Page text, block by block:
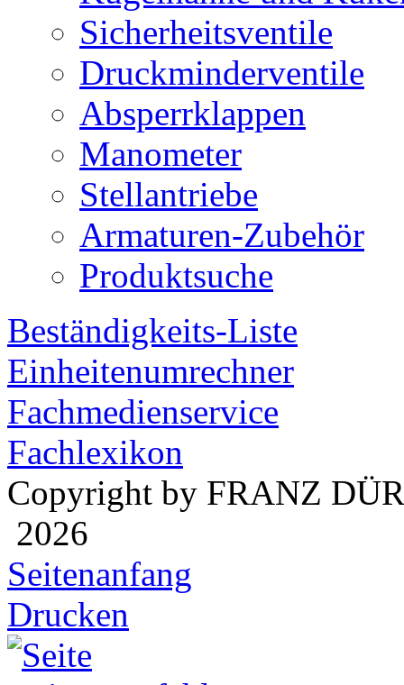
Sicherheitsventile
Druckminderventile
Absperrklappen
Manometer
Stellantriebe
Armaturen-Zubehör
Produktsuche
Beständigkeits-Liste
Einheitenumrechner
Fachmedienservice
Fachlexikon
Copyright by FRANZ
2026
Seitenanfang
Drucken